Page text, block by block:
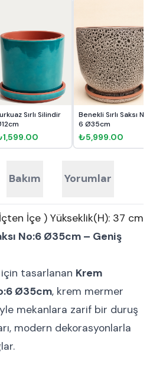
Sırlı Silindir
Benekli Sırlı Saksı No
6 Ø35cm
₺5,999.00
Bakım Yorumlar
İçe ) Yükseklik(H): 37 cm
No:6 Ø35cm – Geniş
için tasarlanan Krem
Ø35cm, krem mermer
mekanlara zarif bir duruş
modern dekorasyonlarla